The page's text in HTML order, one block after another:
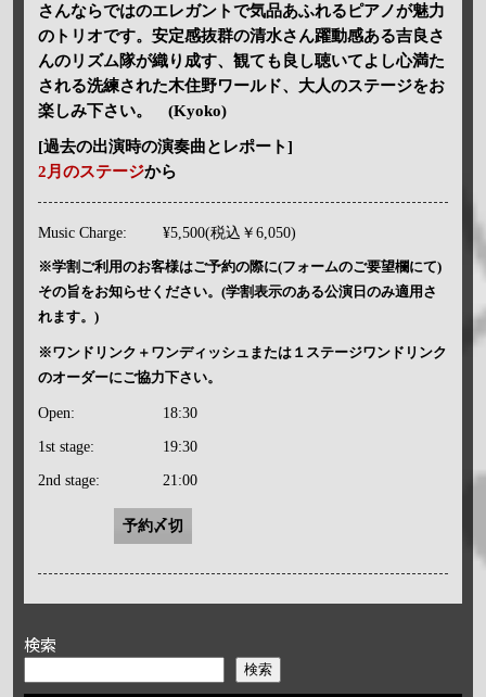
さんならではのエレガントで気品あふれるピアノが魅力
のトリオです。安定感抜群の清水さん躍動感ある吉良さ
んのリズム隊が織り成す、観ても良し聴いてよし心満た
される洗練された木住野ワールド、大人のステージをお
楽しみ下さい。 (Kyoko)
[過去の出演時の演奏曲とレポート]
2月のステージから
Music Charge: ¥5,500(税込￥6,050)
※学割ご利用のお客様はご予約の際に(フォームのご要望欄にて)
その旨をお知らせください。(学割表示のある公演日のみ適用さ
れます。)
※ワンドリンク＋ワンディッシュまたは１ステージワンドリンク
のオーダーにご協力下さい。
Open: 18:30
1st stage: 19:30
2nd stage: 21:00
予約〆切
検索
検索